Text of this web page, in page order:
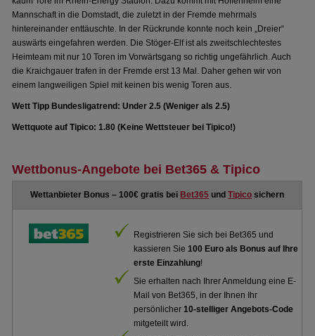
Mannschaft in die Domstadt, die zuletzt in der Fremde mehrmals
hintereinander enttäuschte. In der Rückrunde konnte noch kein „Dreier“
auswärts eingefahren werden. Die Stöger-Elf ist als zweitschlechtestes
Heimteam mit nur 10 Toren im Vorwärtsgang so richtig ungefährlich. Auch
die Kraichgauer trafen in der Fremde erst 13 Mal. Daher gehen wir von
einem langweiligen Spiel mit keinen bis wenig Toren aus.
Wett Tipp Bundesligatrend: Under 2.5 (Weniger als 2.5)
Wettquote auf Tipico: 1.80 (Keine Wettsteuer bei Tipico!)
Wettbonus-Angebote bei Bet365 & Tipico
Wettanbieter Bonus – 100€ gratis bei Bet365 undTipico sichern
Registrieren Sie sich bei Bet365 und
kassieren Sie100 Euro als Bonus auf Ihre
erste Einzahlung!
Sie erhalten nach Ihrer Anmeldung eine E-
Mail von Bet365, in der Ihnen Ihr
persönlicher10-stelliger Angebots-Code
mitgeteilt wird.